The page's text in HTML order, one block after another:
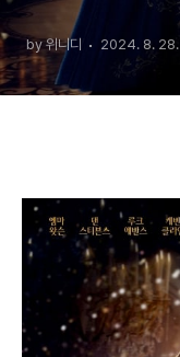
by 위니디 2024. 8. 28.